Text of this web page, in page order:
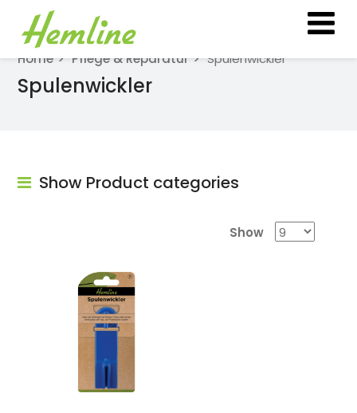
Home Pflege & Reparatur Spulenwickler
Spulenwickler
Show Product categories
Show